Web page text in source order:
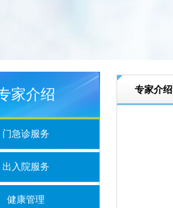
家介绍
门急诊服务
出入院服务
健康管理
专家介绍